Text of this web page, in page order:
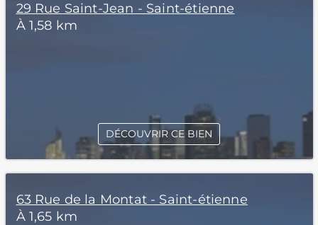
29 Rue Saint-Jean - Saint-étienne
À 1,58 km
DÉCOUVRIR CE BIEN
63 Rue de la Montat - Saint-étienne
À 1,65 km